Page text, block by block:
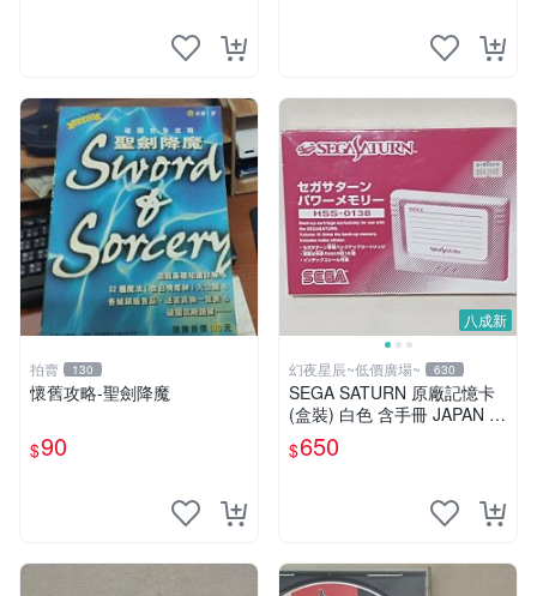
拍賣 130
懷舊攻略-聖劍降魔
$90
八成新
幻夜星辰~低價廣場~ 630
SEGA SATURN 原廠記憶卡
(盒裝) 白色 含手冊 JAPAN 美
品 BB0330
$650